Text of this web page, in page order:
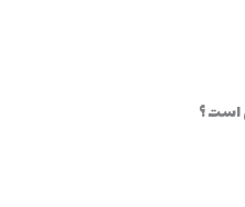
است ؟